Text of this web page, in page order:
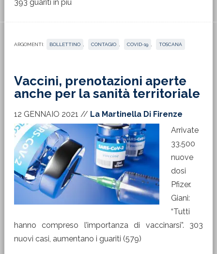
393 guariti in più
ARGOMENTI: BOLLETTINO CONTAGIO COVID-19 TOSCANA
Vaccini, prenotazioni aperte
anche per la sanità territoriale
12 GENNAIO 2021 // La Martinella Di Firenze
Arrivate
33.500
nuove
dosi
Pfizer.
Giani:
“Tutti
hanno compreso l’importanza di vaccinarsi”. 303
nuovi casi, aumentano i guariti (579)